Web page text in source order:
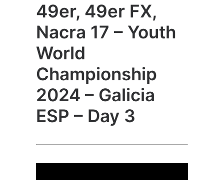
49er, 49er FX,
Nacra 17 – Youth
World
Championship
2024 – Galicia
ESP – Day 3